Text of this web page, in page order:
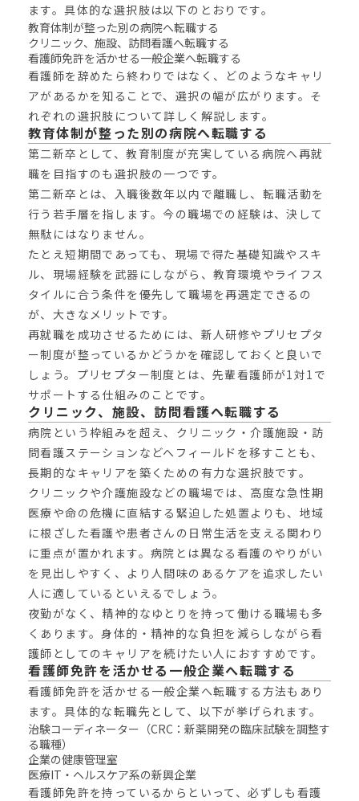
ます。具体的な選択肢は以下のとおりです。
教育体制が整った別の病院へ転職する
クリニック、施設、訪問看護へ転職する
看護師免許を活かせる一般企業へ転職する
看護師を辞めたら終わりではなく、どのようなキャリ
アがあるかを知ることで、選択の幅が広がります。そ
れぞれの選択肢について詳しく解説します。
教育体制が整った別の病院へ転職する
第二新卒として、教育制度が充実している病院へ再就
職を目指すのも選択肢の一つです。
第二新卒とは、入職後数年以内で離職し、転職活動を
行う若手層を指します。今の職場での経験は、決して
無駄にはなりません。
たとえ短期間であっても、現場で得た基礎知識やスキ
ル、現場経験を武器にしながら、教育環境やライフス
タイルに合う条件を優先して職場を再選定できるの
が、大きなメリットです。
再就職を成功させるためには、新人研修やプリセプタ
ー制度が整っているかどうかを確認しておくと良いで
しょう。プリセプター制度とは、先輩看護師が1対1で
サポートする仕組みのことです。
クリニック、施設、訪問看護へ転職する
病院という枠組みを超え、クリニック・介護施設・訪
問看護ステーションなどへフィールドを移すことも、
長期的なキャリアを築くための有力な選択肢です。
クリニックや介護施設などの職場では、高度な急性期
医療や命の危機に直結する緊迫した処置よりも、地域
に根ざした看護や患者さんの日常生活を支える関わり
に重点が置かれます。病院とは異なる看護のやりがい
を見出しやすく、より人間味のあるケアを追求したい
人に適しているといえるでしょう。
夜勤がなく、精神的なゆとりを持って働ける職場も多
くあります。身体的・精神的な負担を減らしながら看
護師としてのキャリアを続けたい人におすすめです。
看護師免許を活かせる一般企業へ転職する
看護師免許を活かせる一般企業へ転職する方法もあり
ます。具体的な転職先として、以下が挙げられます。
治験コーディネーター（CRC：新薬開発の臨床試験を調整す
る職種）
企業の健康管理室
医療IT・ヘルスケア系の新興企業
看護師免許を持っているからといって、必ずしも看護